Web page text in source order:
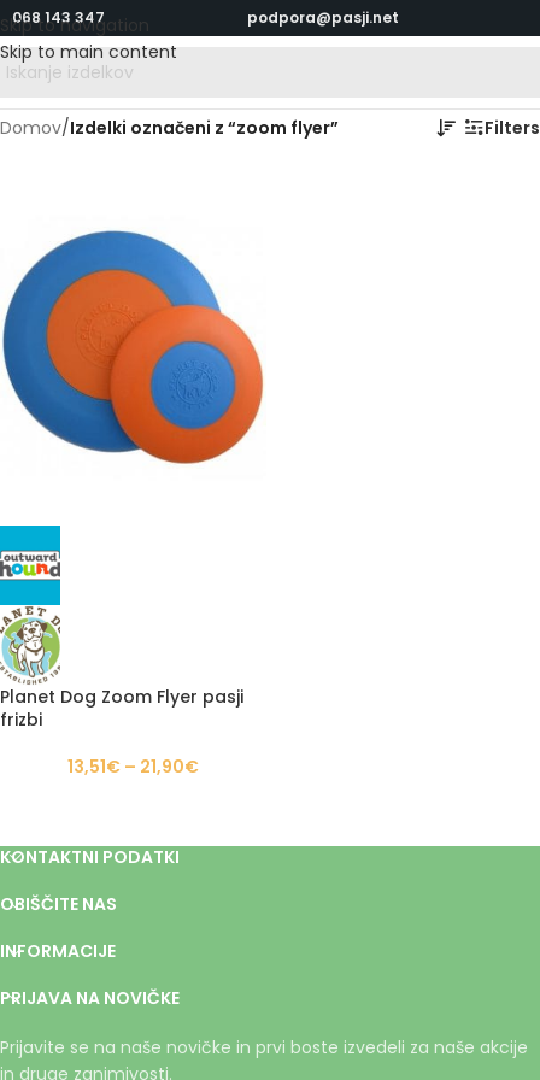
Skip to navigation
Skip to main content
068 143 347 podpora@pasji.net
Domov/Izdelki označeni z “zoom flyer” Filters
Planet Dog Zoom Flyer pasji
frizbi
13,51€ – 21,90€
KONTAKTNI PODATKI
OBIŠČITE NAS
INFORMACIJE
PRIJAVA NA NOVIČKE
Prijavite se na naše novičke in prvi boste izvedeli za naše akcije
in druge zanimivosti.